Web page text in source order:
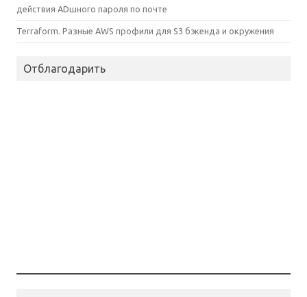
действия ADшного пароля по почте
Terraform. Разные AWS профили для S3 бэкенда и окружения
Отблагодарить